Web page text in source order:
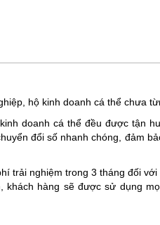
hộ kinh doanh cá thể chưa
doanh cá thể đều được tận
đổi số nhanh chóng, đảm
trải nghiệm trong 3 tháng đối
khách hàng sẽ được sử dụng